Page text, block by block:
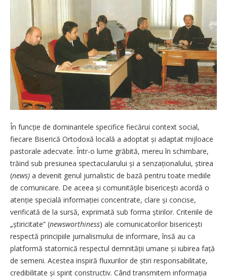
În funcție de dominantele specifice fiecărui context social,
fiecare Biserică Ortodoxă locală a adoptat și adaptat mijloace
pastorale adecvate. Într-o lume grăbită, mereu în schimbare,
trăind sub presiunea spectacularului și a senzațio­nalului, știrea
(news) a devenit genul jurnalistic de bază pentru toate mediile
de comunicare. De aceea și comunitățile bisericești acordă o
atenție specială informației concentrate, clare și concise,
verificată de la sursă, exprimată sub forma știrilor. Criteriile de
„știricitate” (newsworthiness) ale comunicatorilor bisericești
respectă principiile jurnalismului de informare, însă au ca
platformă statornică respectul demnității umane și iubirea față
de semeni. Acestea inspiră fluxurilor de știri responsabilitate,
credibilitate și spirit constructiv. Când transmitem informația